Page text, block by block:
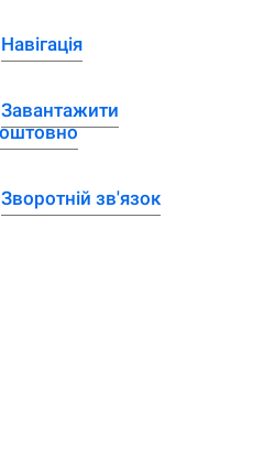
Навігація
Завантажити
Зворотній зв'язок